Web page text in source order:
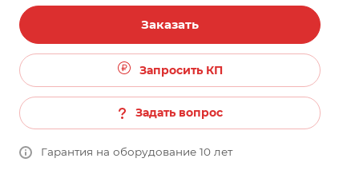
Заказать
Запросить КП
Задать вопрос
Гарантия на оборудование 10 лет